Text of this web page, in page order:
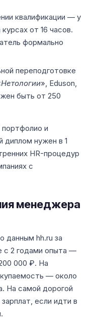
квалификации — у
от 16 часов.
формально
переподготовке
Нетологии», Eduson,
быть от 250
и
диплом нужен в 1
HR-процедур
с
менеджера
данным hh.ru за
с 2 годами опыта —
000 ₽. На
— около
На самой дорогой
если идти в